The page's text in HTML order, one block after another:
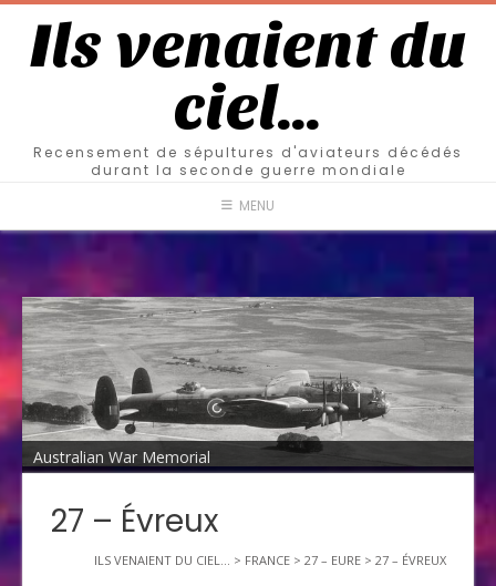
Ils venaient du
ciel…
Recensement de sépultures d'aviateurs décédés
durant la seconde guerre mondiale
MENU
Australian War Memorial
27 – Évreux
ILS VENAIENT DU CIEL... > FRANCE > 27 – EURE > 27 – ÉVREUX